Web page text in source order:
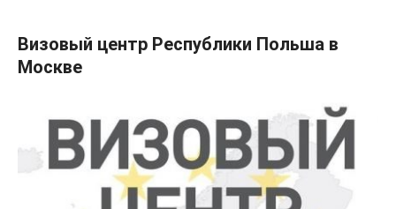
Визовый центр Республики Польша в
Москве